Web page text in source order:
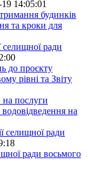
14:05:01
будинків
та кроки для
селищної ради
до проєкту
рівні та Звіту
послуги
на
селищної ради
ради восьмого